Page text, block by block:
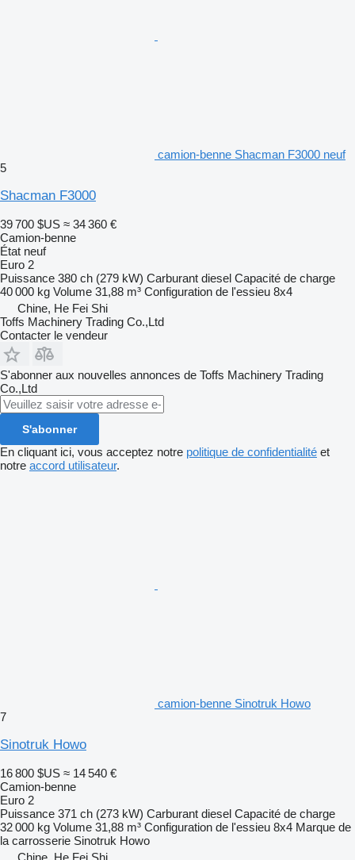
camion-benne Shacman F3000 neuf
5
Shacman F3000
39 700 $US ≈ 34 360 €
Camion-benne
État neuf
Euro 2
Puissance 380 ch (279 kW) Carburant diesel Capacité de charge
40 000 kg Volume 31,88 m³ Configuration de l'essieu 8x4
Chine, He Fei Shi
Toffs Machinery Trading Co.,Ltd
Contacter le vendeur
S'abonner aux nouvelles annonces de Toffs Machinery Trading
Co.,Ltd
S'abonner
En cliquant ici, vous acceptez notre politique de confidentialité et
notre accord utilisateur.
camion-benne Sinotruk Howo
7
Sinotruk Howo
16 800 $US ≈ 14 540 €
Camion-benne
Euro 2
Puissance 371 ch (273 kW) Carburant diesel Capacité de charge
32 000 kg Volume 31,88 m³ Configuration de l'essieu 8x4 Marque de
la carrosserie Sinotruk Howo
Chine, He Fei Shi